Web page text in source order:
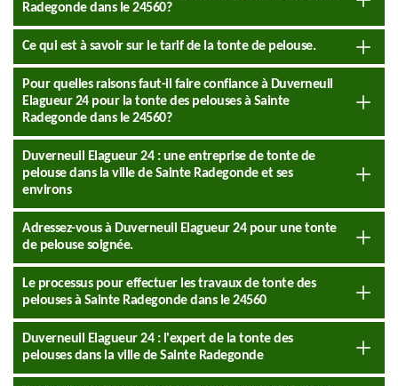
Radegonde dans le 24560?
Ce qui est à savoir sur le tarif de la tonte de pelouse.
Pour quelles raisons faut-il faire confiance à Duverneuil
Elagueur 24 pour la tonte des pelouses à Sainte
Radegonde dans le 24560?
Duverneuil Elagueur 24 : une entreprise de tonte de
pelouse dans la ville de Sainte Radegonde et ses
environs
Adressez-vous à Duverneuil Elagueur 24 pour une tonte
de pelouse soignée.
Le processus pour effectuer les travaux de tonte des
pelouses à Sainte Radegonde dans le 24560
Duverneuil Elagueur 24 : l'expert de la tonte des
pelouses dans la ville de Sainte Radegonde